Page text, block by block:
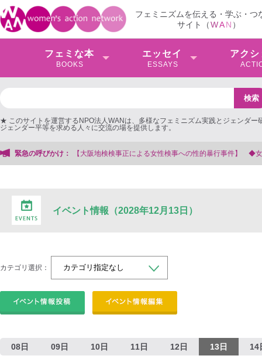
フェミニズムを伝える・学ぶ・つ
サイト（WAN ）
フェミな本
BOOKS
エッセイ
ESSAYS
アクシ
★ このサイトを運営するNPO法人WANは、多様なフェミニズム実践とジェンダー
ジェンダー平等を求める人々に交流の場を提供します。
緊急の呼びかけ：
阪地検検事正による女性検事への性的暴行事件】 ◆女性検事を支援する会事務
イベント情報（2028年12月13日）
カテゴリ選択：
08日 09日 10日 11日 12日 13日 14